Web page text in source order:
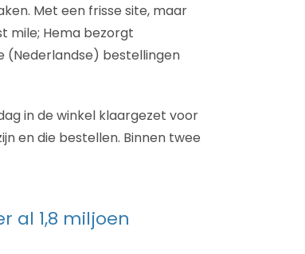
Met een frisse site, maar
mile; Hema bezorgt
(Nederlandse) bestellingen
in de winkel klaargezet voor
en die bestellen. Binnen twee
al 1,8 miljoen